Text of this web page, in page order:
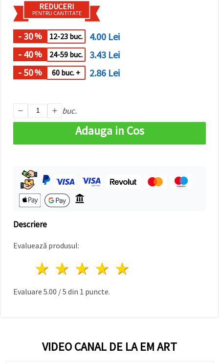
în setări
selectând
un tip de
cookie -uri
făcând clic
pe butonul
REDUCERI
PENTRU CANTITATE
- 30% 12-23 buc.
4.00 Lei
- 40% 24-59 buc.
3.43 Lei
- 50% 60 buc. + 2.86 Lei
buc.
Adauga in Cos
Descriere
Evaluează produsul:
4 stele
3 stele
2 stele
1 stea
Evaluare 5.00 /5 din 1 puncte.
VIDEO CANAL DE LA EM ART